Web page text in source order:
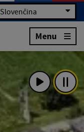
Slovenčina
Menu